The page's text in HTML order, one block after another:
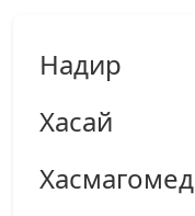
Надир
Хасай
Хасмагомед